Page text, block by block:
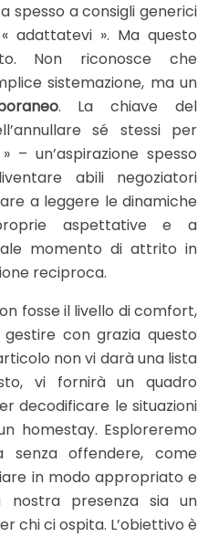
spesso a consigli generici
adattatevi ». Ma questo
Non riconosce che
sistemazione, ma un
. La chiave del
sé stessi per
– un’aspirazione spesso
abili negoziatori
a leggere le dinamiche
aspettative e a
momento di attrito in
reciproca.
fosse il livello di comfort,
con grazia questo
non vi darà una lista
vi fornirà un quadro
decodificare le situazioni
homestay. Esploreremo
senza offendere, come
in modo appropriato e
nostra presenza sia un
chi ci ospita. L’obiettivo è